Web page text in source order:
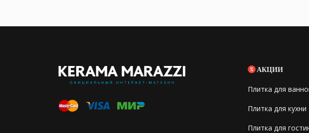
АКЦИИ
Плитка для
Плитка для кухни
Плитка для